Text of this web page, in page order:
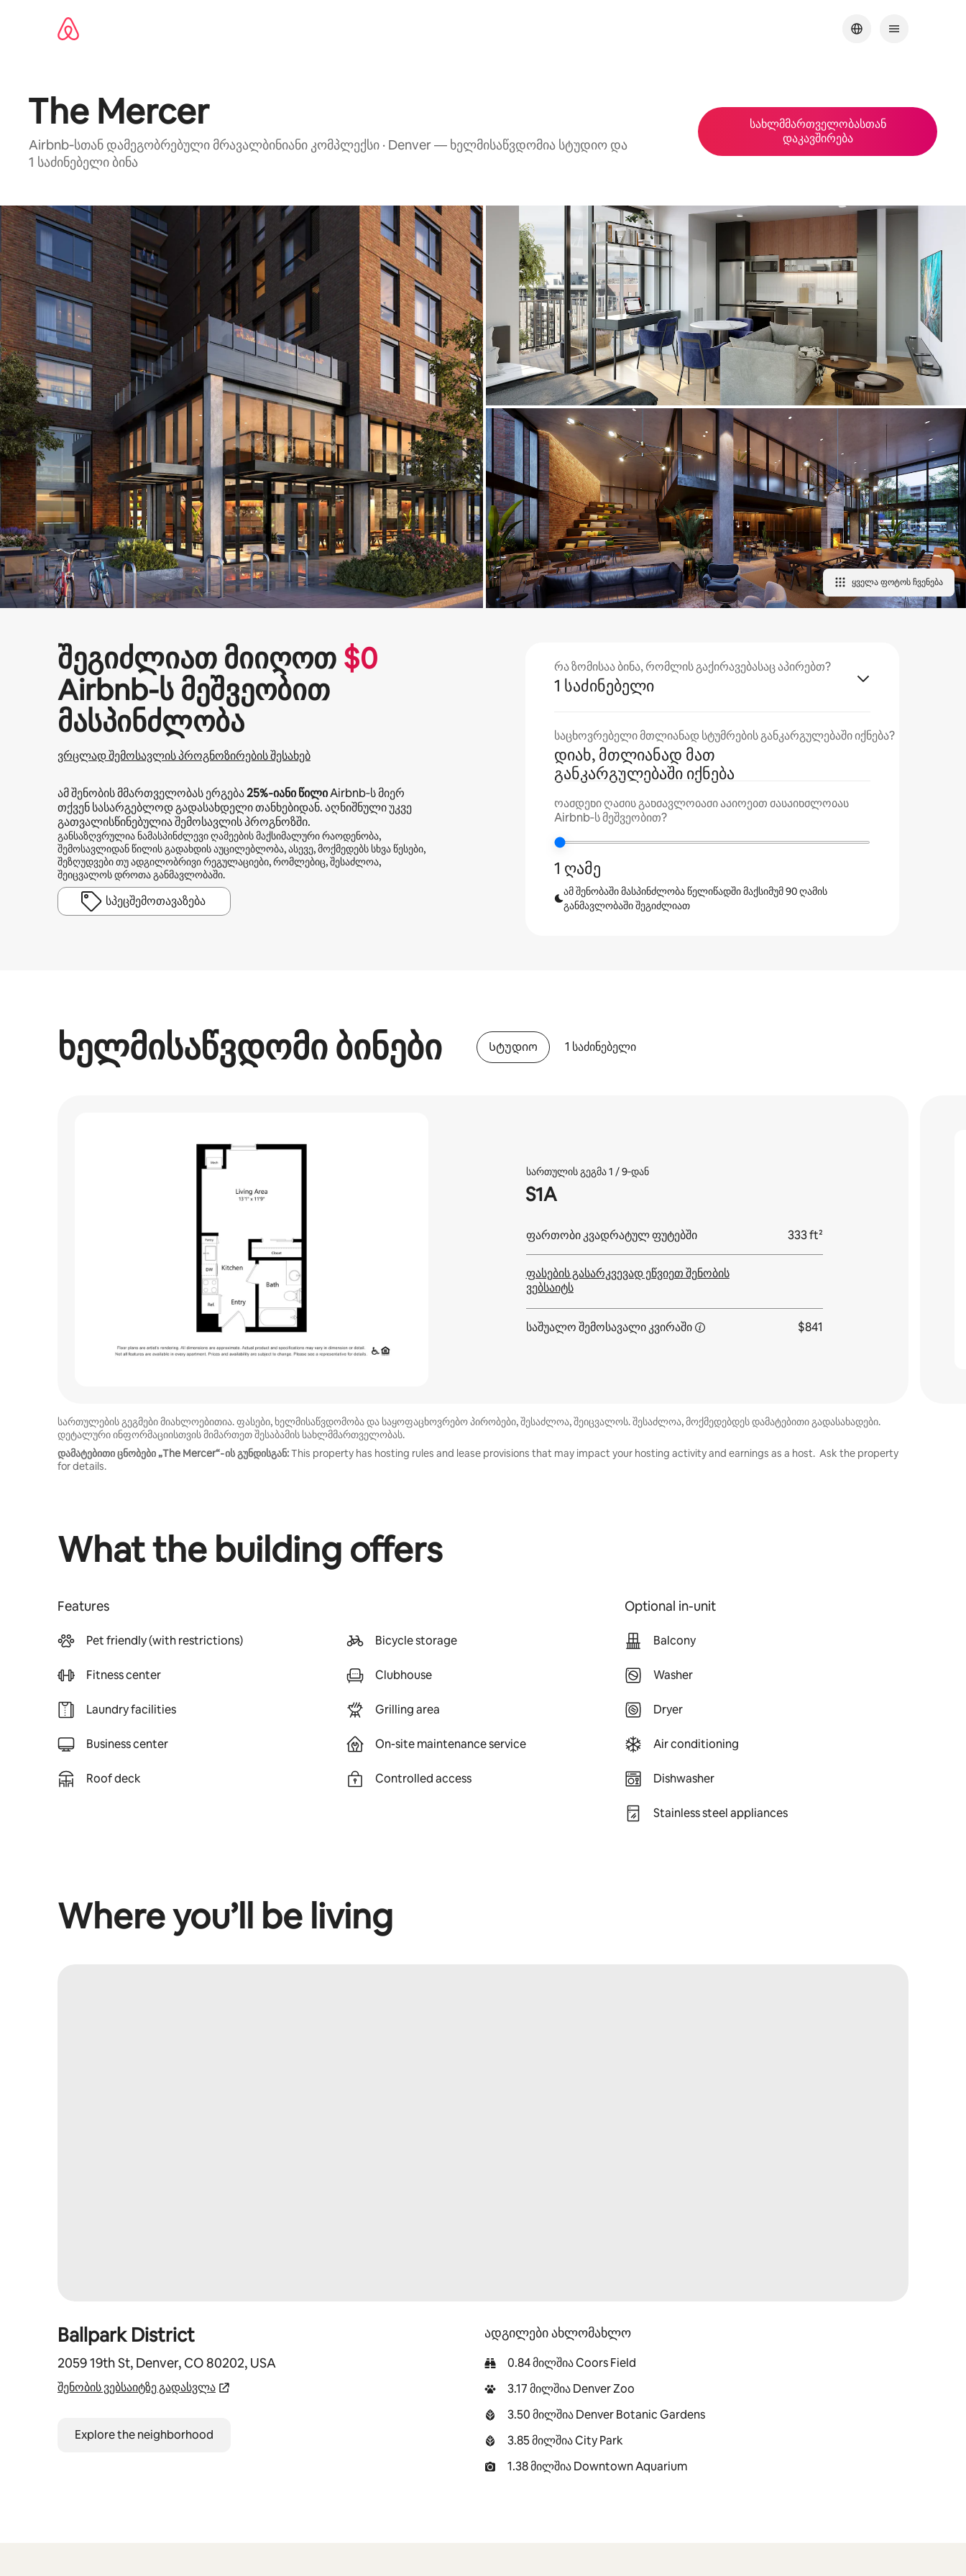
The Mercer
Airbnb‑სთან დამეგობრებული მრავალბინიანი კომპლექსი · Denver — ხელმისაწვდომია სტუდიო და
1 საძინებელი ბინა
სახლმმართველობასთან
დაკავშირება
ყველა ფოტოს ჩვენება
შეგიძლიათ მიიღოთ $0
Airbnb-ს მეშვეობით
მასპინძლობა
ვრცლად შემოსავლის პროგნოზირების შესახებ
ამ შენობის მმართველობას ერგება25%‑იანი წილიAirbnb‑ს მიერ
თქვენ სასარგებლოდ გადასახდელი თანხებიდან. აღნიშნული უკვე
გათვალისწინებულია შემოსავლის პროგნოზში.
განსაზღვრულია ნამასპინძლევი ღამეების მაქსიმალური რაოდენობა,
შემოსავლიდან წილის გადახდის აუცილებლობა, ასევე, მოქმედებს სხვა წესები,
შეზღუდვები თუ ადგილობრივი რეგულაციები, რომლებიც, შესაძლოა,
შეიცვალოს დროთა განმავლობაში.
სპეცშემოთავაზება
რა ზომისაა ბინა, რომლის გაქირავებასაც აპირებთ?
1 საძინებელი
საცხოვრებელი მთლიანად სტუმრების განკარგულებაში იქნება?
დიახ, მთლიანად მათ
განკარგულებაში იქნება
რამდენი ღამის განმავლობაში აპირებთ მასპინძლობას
Airbnb‑ს მეშვეობით?
1 ღამე
ამ შენობაში მასპინძლობა წელიწადში მაქსიმუმ 90 ღამის
განმავლობაში შეგიძლიათ
ხელმისაწვდომი ბინები Სტუდიო 1 საძინებელი
სართულის გეგმა 1 / 9‑დან
S1A
ფართობი კვადრატულ ფუტებში 333 ft²
ფასების გასარკვევად ეწვიეთ შენობის
ვებსაიტს
საშუალო შემოსავალი კვირაში $841
სართულების გეგმები მიახლოებითია. ფასები, ხელმისაწვდომობა და საყოფაცხოვრებო პირობები, შესაძლოა, შეიცვალოს. შესაძლოა, მოქმედებდეს დამატებითი გადასახადები.
დეტალური ინფორმაციისთვის მიმართეთ შესაბამის სახლმმართველობას.
დამატებითი ცნობები „The Mercer“‑ის გუნდისგან:This property has hosting rules and lease provisions that may impact your hosting activity and earnings as a host. Ask the property
for details.
What the building offers
Features
Pet friendly (with restrictions)
Fitness center
Laundry facilities
Business center
Roof deck
Bicycle storage
Clubhouse
Grilling area
On-site maintenance service
Controlled access
Optional in-unit
Balcony
Washer
Dryer
Air conditioning
Dishwasher
Stainless steel appliances
Where you’ll be living
Ballpark District
2059 19th St, Denver, CO 80202, USA
შენობის ვებსაიტზე გადასვლა
Explore the neighborhood
ადგილები ახლომახლო
0.84 მილშია Coors Field
3.17 მილშია Denver Zoo
3.50 მილშია Denver Botanic Gardens
3.85 მილშია City Park
1.38 მილშია Downtown Aquarium